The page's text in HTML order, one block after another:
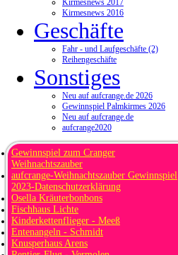
Kirmesnews 2017
Kirmesnews 2016
Geschäfte
Fahr - und Laufgeschäfte (2)
Reihengeschäfte
Sonstiges
Neu auf aufcrange.de 2026
Gewinnspiel Palmkirmes 2026
Neu auf aufcrange.de
aufcrange2020
Gewinnspiel zum Cranger
Weihnachtszauber
aufcrange-Weihnachtszauber Gewinnspiel
2023-Datenschutzerklärung
Osella Kräuterbonbons
Fischhaus Lichte
Kinderkettenflieger - Meeß
Entenangeln - Schmidt
Knusperhaus Arens